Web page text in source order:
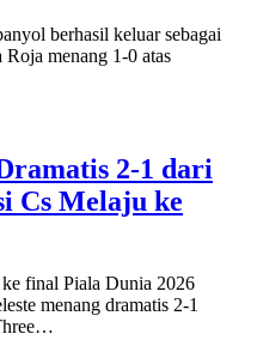
berhasil keluar sebagai
menang 1-0 atas